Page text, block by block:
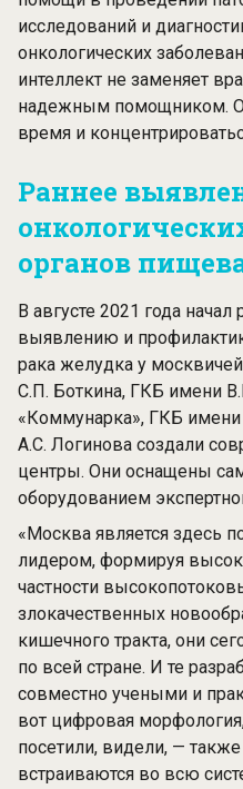
исследований и
онкологических
интеллект не заменяет
надежным помощником.
время и
Раннее
органов
В августе 2021 года
выявлению и
рака желудка у
С.П. Боткина, ГКБ имени
«Коммунарка», ГКБ
А.С. Логинова создали
центры. Они оснащены
оборудованием
«Москва является здесь
лидером, формируя
частности
злокачественных
кишечного тракта, они
по всей стране. И те
совместно учеными и
вот цифровая
посетили, видели, —
встраиваются во всю